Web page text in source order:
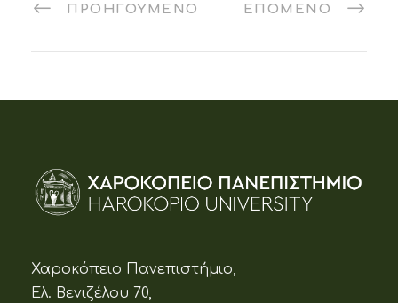
ΠΡΟΗΓΟΎΜΕΝΟ ΕΠΌΜΕΝΟ
Χαροκόπειο Πανεπιστήμιο,
Ελ. Βενιζέλου 70,